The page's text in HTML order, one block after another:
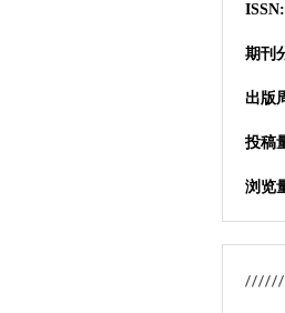
ISSN:
期刊
出版
投稿
浏览